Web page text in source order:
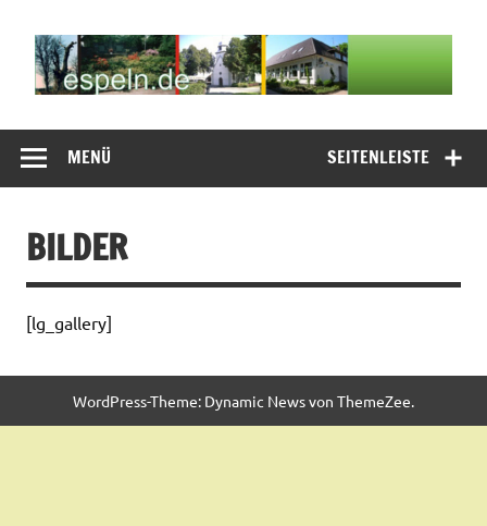
springen
espeln.de
SEITENLEISTE
MENÜ
BILDER
[lg_gallery]
WordPress-Theme: Dynamic News von ThemeZee.